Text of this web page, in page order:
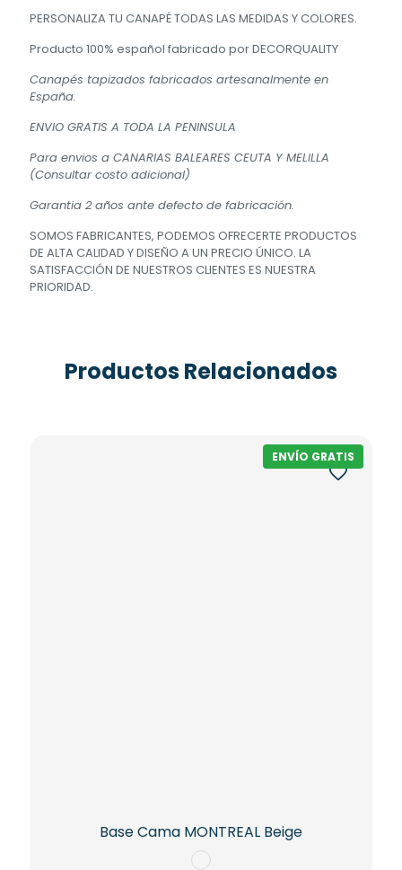
PERSONALIZA TU CANAPÉ TODAS LAS MEDIDAS Y COLORES.
Producto 100% español fabricado por DECORQUALITY
Canapés tapizados fabricados artesanalmente en
España.
ENVIO GRATIS A TODA LA PENINSULA
Para envios a CANARIAS BALEARES CEUTA Y MELILLA
(Consultar costo adicional)
Garantia 2 años ante defecto de fabricación.
SOMOS FABRICANTES, PODEMOS OFRECERTE PRODUCTOS
DE ALTA CALIDAD Y DISEÑO A UN PRECIO ÚNICO. LA
SATISFACCIÓN DE NUESTROS CLIENTES ES NUESTRA
PRIORIDAD.
Productos Relacionados
ENVÍO GRATIS
Base Cama MONTREAL Beige